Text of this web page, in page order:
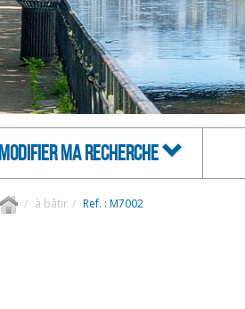
MODIFIER MA RECHERCHE
à bâtir Ref. : M7002